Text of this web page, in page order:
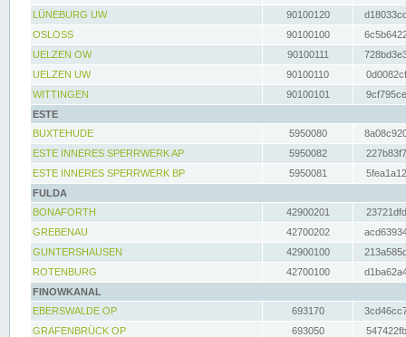
LÜNEBURG UW
90100120
OSLOSS
90100100
UELZEN OW
90100111
UELZEN UW
90100110
WITTINGEN
90100101
ESTE
BUXTEHUDE
5950080
ESTE INNERES SPERRWERK AP
5950082
ESTE INNERES SPERRWERK BP
5950081
FULDA
BONAFORTH
42900201
GREBENAU
42700202
GUNTERSHAUSEN
42900100
ROTENBURG
42700100
FINOWKANAL
EBERSWALDE OP
693170
GRAFENBRÜCK OP
693050